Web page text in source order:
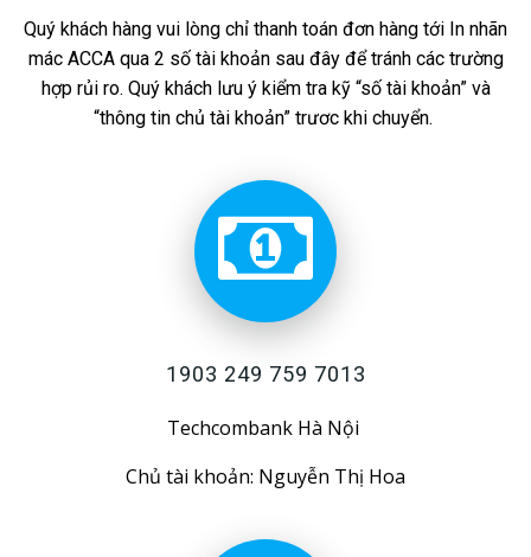
Quý khách hàng vui lòng chỉ thanh toán đơn hàng tới In nhãn
mác ACCA qua 2 số tài khoản sau đây để tránh các trường
hợp rủi ro. Quý khách lưu ý kiểm tra kỹ “số tài khoản” và
“thông tin chủ tài khoản” trươc khi chuyển.
1903 249 759 7013
Techcombank Hà Nội
Chủ tài khoản: Nguyễn Thị Hoa